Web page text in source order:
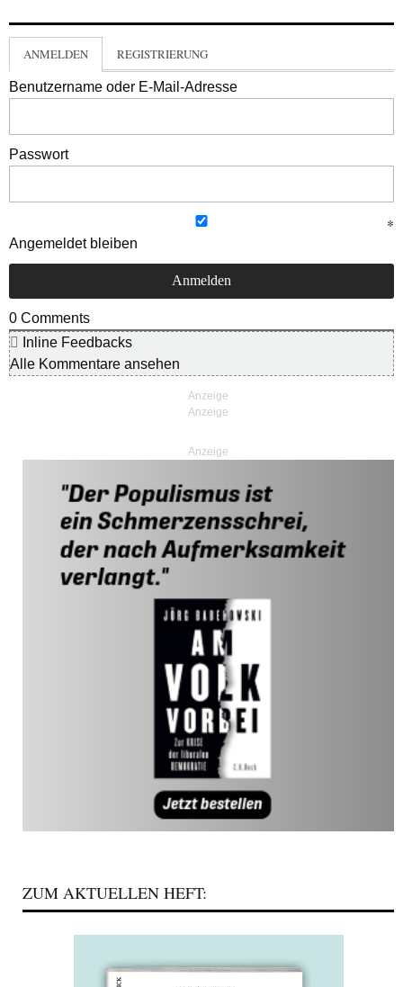
ANMELDEN REGISTRIERUNG
Benutzername oder E-Mail-Adresse
Passwort
Angemeldet bleiben
0 Comments
Inline Feedbacks
Alle Kommentare ansehen
Anzeige
ZUM AKTUELLEN HEFT: